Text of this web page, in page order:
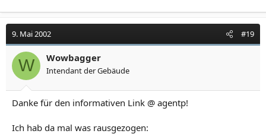
9. Mai 2002 #19
W Wowbagger
Intendant der Gebäude
Danke für den informativen Link @ agentp!
Ich hab da mal was rausgezogen: